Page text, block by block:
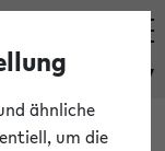
eKVV
ähnliche
um die